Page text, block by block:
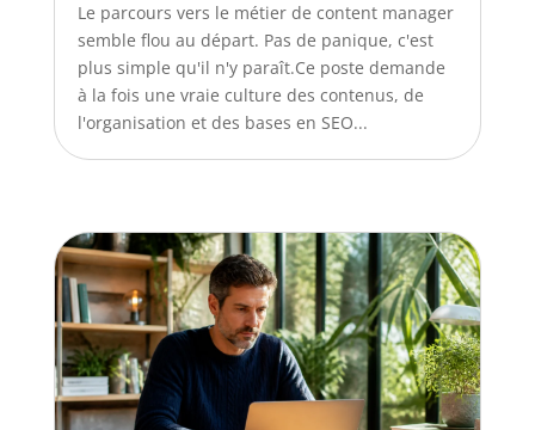
Le parcours vers le métier de content manager
semble flou au départ. Pas de panique, c'est
plus simple qu'il n'y paraît.Ce poste demande
à la fois une vraie culture des contenus, de
l'organisation et des bases en SEO...